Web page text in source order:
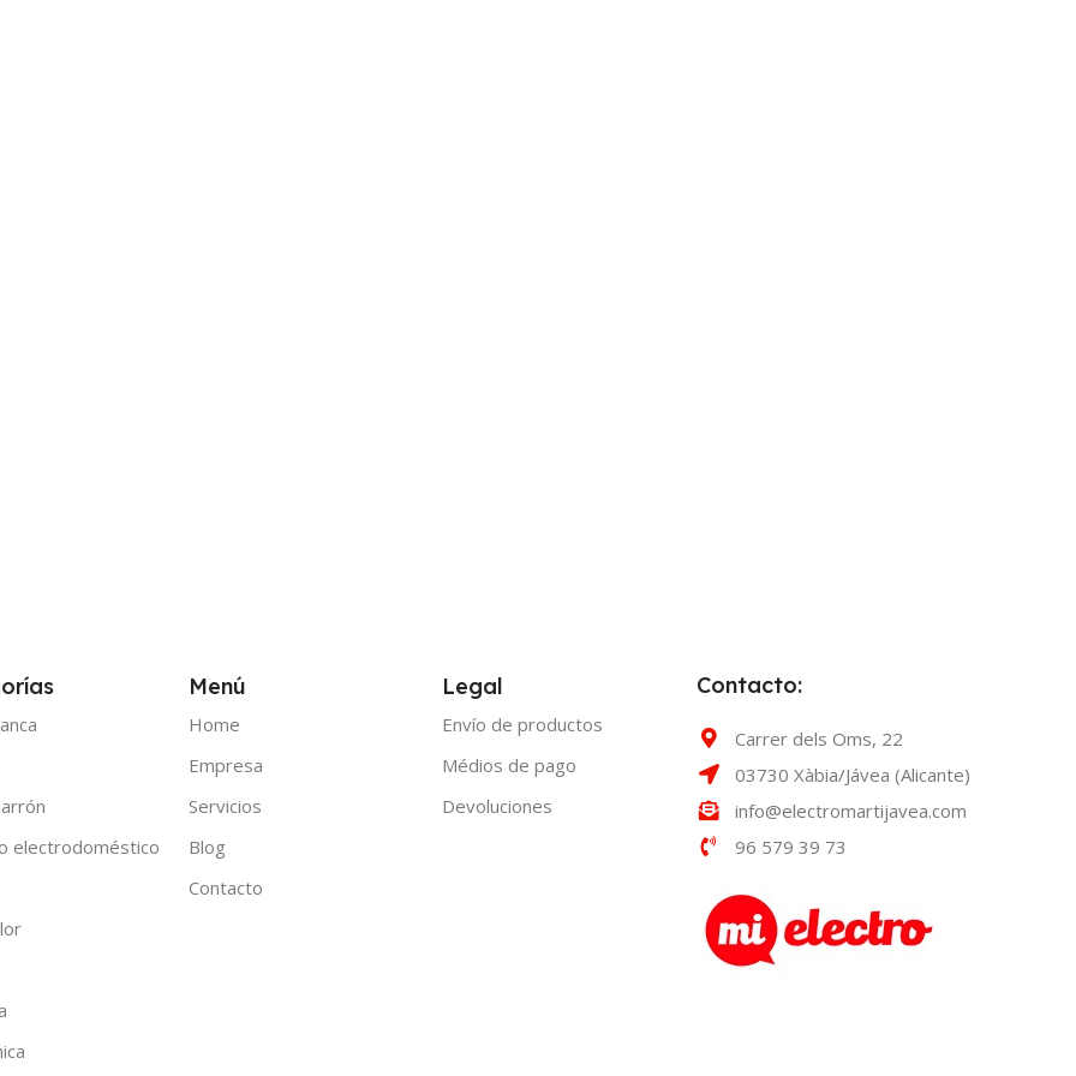
electrodoméstico
Menú
Home
Empresa
Servicios
Blog
Contacto
Legal
Envío de productos
Médios de pago
Devoluciones
Contacto:
Carrer dels Oms, 22
03730 Xàbia/Jávea (Alicante)
info@electromartijavea.com
96 579 39 73